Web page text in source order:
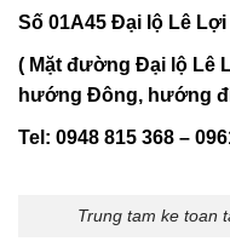
Số 01A45 Đại lộ Lê
( Mặt đường Đại lộ Lê
hướng Đông, hướng
Tel: 0948 815 368 –
Trung tam ke toan